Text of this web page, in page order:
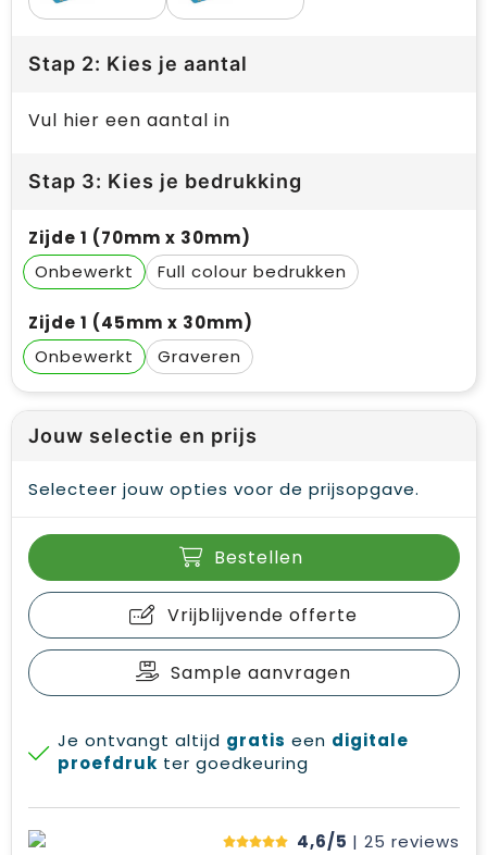
Stap 2: Kies je aantal
Vul hier een aantal in
Stap 3: Kies je bedrukking
Zijde 1 (70mm x 30mm)
Onbewerkt
Full colour
Zijde 1 (45mm x 30mm)
Onbewerkt
Graveren
Jouw selectie en prijs
Selecteer jouw opties voor de prijsopgave.
Bestellen
Vrijblijvende offerte
Sample aanvragen
Je ontvangt altijd gratis een digitale
proefdruk ter goedkeuring
4,6/5 | 25 reviews